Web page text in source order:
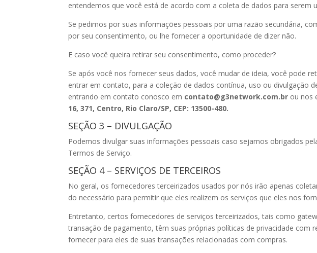
entendemos que você está de acordo com a coleta de dados para serem
Se pedimos por suas informações pessoais por uma razão secundária,
por seu consentimento, ou lhe fornecer a oportunidade de dizer não.
E caso você queira retirar seu consentimento, como proceder?
Se após você nos fornecer seus dados, você mudar de ideia, você pode
entrar em contato, para a coleção de dados contínua, uso ou divulgação
entrando em contato conosco em contato@g3network.com.br ou nos
16, 371, Centro, Rio Claro/SP, CEP: 13500-480.
SEÇÃO 3 – DIVULGAÇÃO
Podemos divulgar suas informações pessoais caso sejamos obrigados
Termos de Serviço.
SEÇÃO 4 – SERVIÇOS DE TERCEIROS
No geral, os fornecedores terceirizados usados por nós irão apenas
do necessário para permitir que eles realizem os serviços que eles nos
Entretanto, certos fornecedores de serviços terceirizados, tais como
transação de pagamento, têm suas próprias políticas de privacidade com
fornecer para eles de suas transações relacionadas com compras.